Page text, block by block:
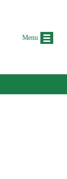
Menu